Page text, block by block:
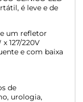
é leve e de
um refletor
127/220V
e com baixa
de
urologia,